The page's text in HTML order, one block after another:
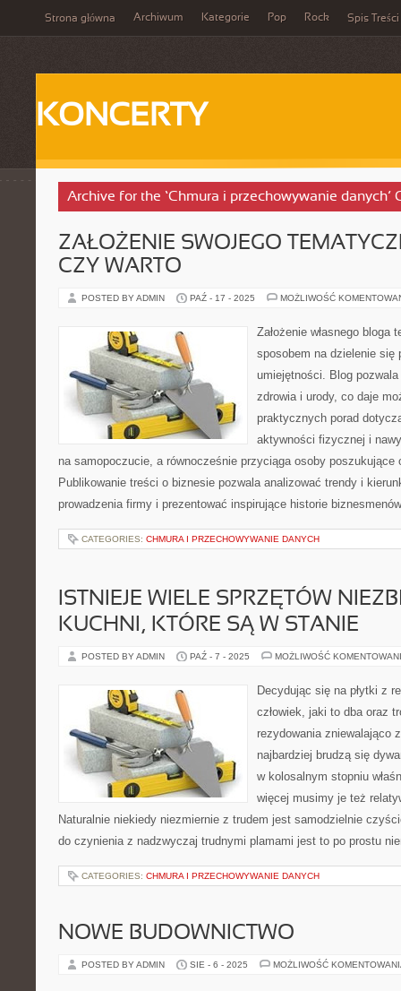
Strona główna Archiwum Kategorie Pop Rock Spis Treści
KONCERTY
Archive for the ‘Chmura i przechowywanie danych’
ZAŁOŻENIE SWOJEGO
CZY WARTO
POSTED BY ADMIN PAŹ - 17 - 2025 MOŻLIWOŚĆ
Założenie własnego bloga
sposobem na dzielenie się
umiejętności. Blog
zdrowia i urody, co daje
praktycznych porad
aktywności fizycznej i
na samopoczucie, a równocześnie przyciąga osoby poszukujące
Publikowanie treści o biznesie pozwala analizować trendy i
prowadzenia firmy i prezentować inspirujące historie
CATEGORIES: CHMURA I PRZECHOWYWANIE DANYCH
ISTNIEJE WIELE SPRZĘTÓW
KUCHNI, KTÓRE SĄ W STANIE
POSTED BY ADMIN PAŹ - 7 - 2025 MOŻLIWOŚĆ
Decydując się na płytki z
człowiek, jaki to dba oraz
rezydowania zniewalająco
najbardziej brudzą się
w kolosalnym stopniu
więcej musimy je też
Naturalnie niekiedy niezmiernie z trudem jest samodzielnie
do czynienia z nadzwyczaj trudnymi plamami jest to po prostu
CATEGORIES: CHMURA I PRZECHOWYWANIE DANYCH
NOWE BUDOWNICTWO
POSTED BY ADMIN SIE - 6 - 2025 MOŻLIWOŚĆ